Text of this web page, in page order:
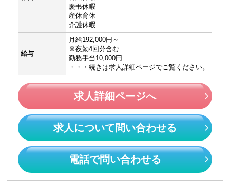
慶弔休暇
産休育休
介護休暇
給与
月給192,000円～
※夜勤4回分含む
勤務手当10,000円
・・・続きは求人詳細ページでご覧ください。
求人詳細ページへ
求人について問い合わせる
電話で問い合わせる